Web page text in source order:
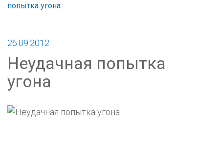
попытка угона
26.09.2012
Неудачная попытка
угона